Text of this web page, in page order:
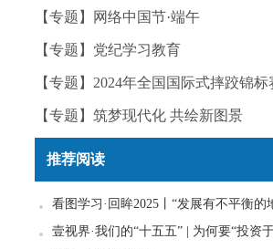
【专题】网络中国节·端午
【专题】党纪学习教育
【专题】2024年全国国际式摔跤锦标
【专题】筑梦现代化 共绘新图景
推荐阅读
看图学习·回眸2025丨“发展有不平衡的
一直惦念在心
壹视界·我们的“十五五” | 为何要“投资